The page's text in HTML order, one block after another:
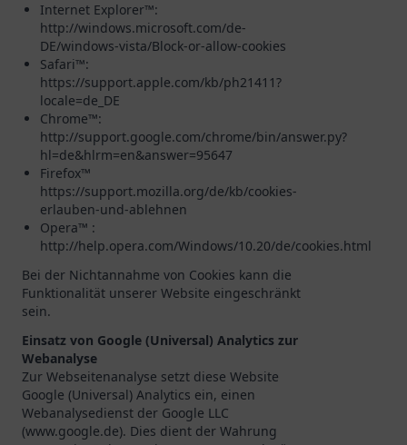
Internet Explorer™:
http://windows.microsoft.com/de-
DE/windows-vista/Block-or-allow-cookies
Safari™:
https://support.apple.com/kb/ph21411?
locale=de_DE
Chrome™:
http://support.google.com/chrome/bin/answer.py?
hl=de&hlrm=en&answer=95647
Firefox™
https://support.mozilla.org/de/kb/cookies-
erlauben-und-ablehnen
Opera™ :
http://help.opera.com/Windows/10.20/de/cookies.html
Bei der Nichtannahme von Cookies kann die
Funktionalität unserer Website eingeschränkt
sein.
Einsatz von Google (Universal) Analytics zur
Webanalyse
Zur Webseitenanalyse setzt diese Website
Google (Universal) Analytics ein, einen
Webanalysedienst der Google LLC
(www.google.de). Dies dient der Wahrung